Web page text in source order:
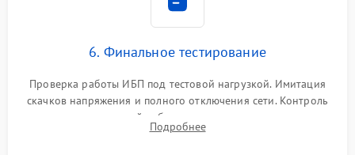
6. Финальное тестирование
Проверка работы ИБП под тестовой нагрузкой. Имитация
скачков напряжения и полного отключения сети. Контроль
времени автономной работы, температурного режима и
корректности формы выходного сигнала.
Подробнее